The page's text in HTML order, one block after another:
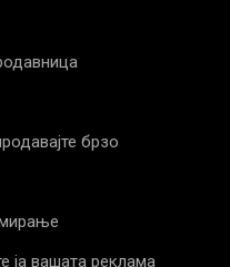
брзо
ја вашата реклама